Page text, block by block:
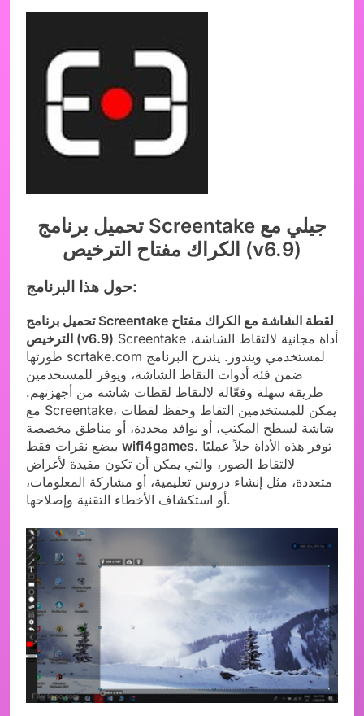
تحميل برنامج Screentake جيلي مع
الكراك مفتاح الترخيص (v6.9)
حول هذا البرنامج:
تحميل برنامج Screentake لقطة الشاشة مع الكراك مفتاح
الترخيص (v6.9) Screentake أداة مجانية لالتقاط الشاشة،
طورتها scrtake.com لمستخدمي ويندوز. يندرج البرنامج
ضمن فئة أدوات التقاط الشاشة، ويوفر للمستخدمين
طريقة سهلة وفعّالة لالتقاط لقطات شاشة من أجهزتهم.
مع Screentake، يمكن للمستخدمين التقاط وحفظ لقطات
شاشة لسطح المكتب، أو نوافذ محددة، أو مناطق مخصصة
wifi4games. توفر هذه الأداة حلاً عمليًا
لالتقاط الصور، والتي يمكن أن تكون مفيدة لأغراض
متعددة، مثل إنشاء دروس تعليمية، أو مشاركة المعلومات،
أو استكشاف الأخطاء التقنية وإصلاحها.